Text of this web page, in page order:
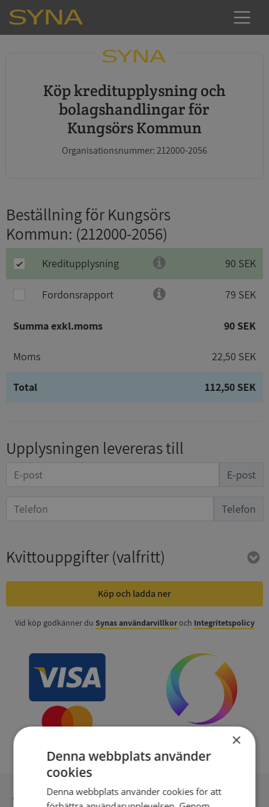
Köp kreditupplysning och
bolagshandlingar för
Kungsörs Kommun
Organisationsnummer: 212000-2056
Beställning för Kungsörs
Kommun: (212000-2056)
Kreditupplysning 90 SEK
Fordonsrapport 79 SEK
Summa exkl.moms 90 SEK
Moms 22,50 SEK
Total 112,50 SEK
Upplysningen levereras till
E-post
Telefon
Kvittouppgifter(valfritt)
Köp och ladda ner
Vid köp godkänner du Synas användarvillkoroch Integritetspolicy
Inga kopior till omfrågad
×
Denna webbplats använder
cookies
Denna webbplats använder cookies för att